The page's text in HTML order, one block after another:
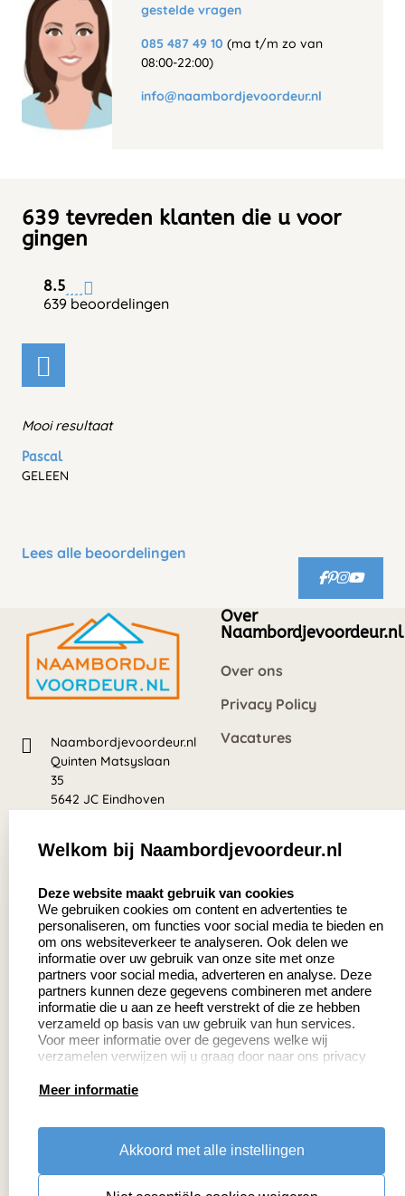
gestelde vragen
085 487 49 10 (ma t/m zo van
08:00-22:00)
info@naambordjevoordeur.nl
639 tevreden klanten die u voor
gingen
8.5
639 beoordelingen
Mooi resultaat
Pascal
GELEEN
Lees alle beoordelingen
Naambordjevoordeur.nl
Quinten Matsyslaan
35
5642 JC Eindhoven
639 beoordelingen
Over
Naambordjevoordeur.nl
Over ons
Privacy Policy
Vacatures
Zakelijk:
Aanvraag op maat
Cadeaubonnen
Klantenservice:
Contact
Veelgestelde vragen
Retourneren
handleidingen
Welkom bij Naambordjevoordeur.nl
Deze website maakt gebruik van cookies
We gebruiken cookies om content en advertenties te
personaliseren, om functies voor social media te bieden en
om ons websiteverkeer te analyseren. Ook delen we
informatie over uw gebruik van onze site met onze
partners voor social media, adverteren en analyse. Deze
partners kunnen deze gegevens combineren met andere
informatie die u aan ze heeft verstrekt of die ze hebben
verzameld op basis van uw gebruik van hun services.
Voor meer informatie over de gegevens welke wij
verzamelen verwijzen wij u graag door naar ons privacy
Meer informatie
Akkoord met alle instellingen